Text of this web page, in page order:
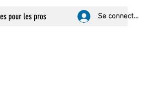
pour les pros Se connecter